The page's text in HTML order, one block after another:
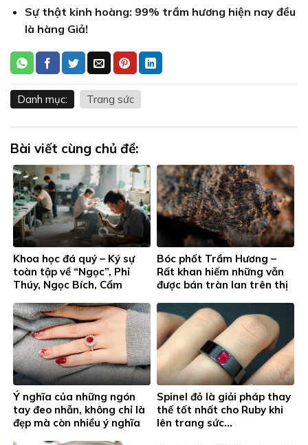
Sự thật kinh hoàng: 99% trầm hương hiện nay đều
là hàng Giả!
Danh mục: Trang sức
Bài viết cùng chủ đề:
Khoa học đá quý – Ký sự
toàn tập về “Ngọc”, Phỉ
Thúy, Ngọc Bích, Cẩm
Bóc phốt Trầm Hương –
Rất khan hiếm những vẫn
được bán tràn lan trên thị
Ý nghĩa của những ngón
tay đeo nhẫn, không chỉ là
đẹp mà còn nhiều ý nghĩa
Spinel đỏ là giải pháp thay
thế tốt nhất cho Ruby khi
lên trang sức…